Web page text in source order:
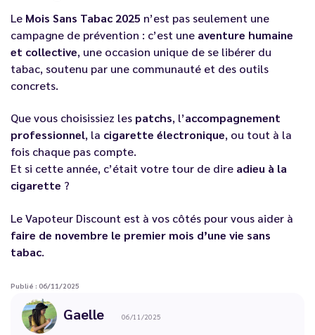
Le Mois Sans Tabac 2025 n’est pas seulement une
campagne de prévention : c’est une aventure humaine
et collective, une occasion unique de se libérer du
tabac, soutenu par une communauté et des outils
concrets.
Que vous choisissiez les patchs, l’accompagnement
professionnel, la cigarette électronique, ou tout à la
fois chaque pas compte.
Et si cette année, c’était votre tour de dire adieu à la
cigarette ?
Le Vapoteur Discount est à vos côtés pour vous aider à
faire de novembre le premier mois d’une vie sans
tabac.
Publié : 06/11/2025
Gaelle 06/11/2025